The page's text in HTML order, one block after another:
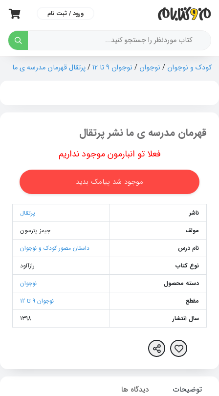
ورود / ثبت نام
کودک و نوجوان / نوجوان / نوجوان 9 تا 12 /پرتقال قهرمان مدرسه ی ما
قهرمان مدرسه ی ما نشر پرتقال
فعلا تو انبارمون موجود نداریم
موجود شد پیامک بدید
ناشر
پرتقال
مولف
جیمز پترسون
نام درس
داستان مصور کودک و نوجوان
نوع کتاب
رازآلود
دسته محصول
نوجوان
مقطع
نوجوان 9 تا 12
سال انتشار
1398
توضیحات دیدگاه ها